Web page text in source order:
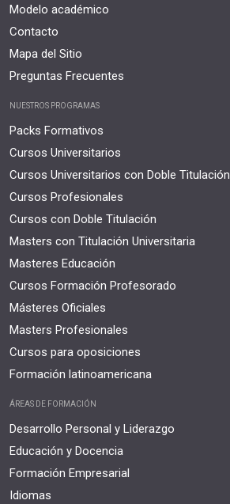
Modelo académico
Contacto
Mapa del Sitio
Preguntas Frecuentes
NUESTROS PROGRAMAS
Packs Formativos
Cursos Universitarios
Cursos Universitarios con Doble Titulación
Cursos Profesionales
Cursos con Doble Titulación
Masters con Titulación Universitaria
Masteres Educación
Cursos Formación Profesorado
Másteres Oficiales
Masters Profesionales
Cursos para oposiciones
Formación latinoamericana
ÁREAS DE FORMACIÓN
Desarrollo Personal y Liderazgo
Educación y Docencia
Formación Empresarial
Idiomas